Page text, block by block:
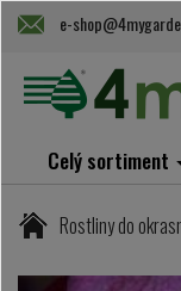
e-
Celý sortiment
Rostliny do